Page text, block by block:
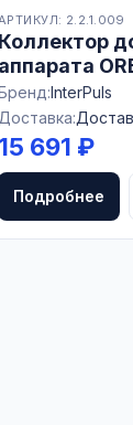
2.2.1.009
Коллектор
аппарата
InterPuls
Доставка:
15 691 ₽
Подробнее